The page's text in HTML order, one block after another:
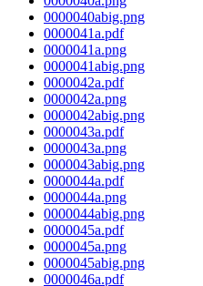
0000040abig.png
0000041a.pdf
0000041a.png
0000041abig.png
0000042a.pdf
0000042a.png
0000042abig.png
0000043a.pdf
0000043a.png
0000043abig.png
0000044a.pdf
0000044a.png
0000044abig.png
0000045a.pdf
0000045a.png
0000045abig.png
0000046a.pdf